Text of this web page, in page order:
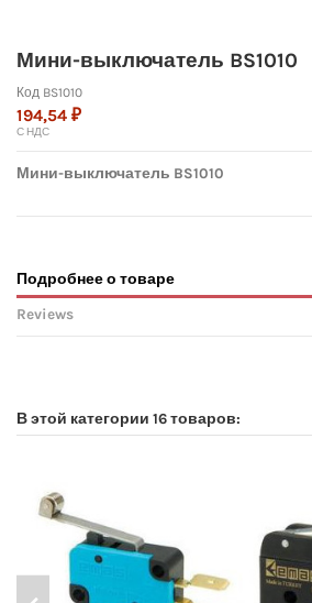
Мини-выключатель BS1010
Код BS1010
194,54 ₽
С НДС
Мини-выключатель BS1010
Подробнее о товаре
Reviews
В этой категории 16 товаров: